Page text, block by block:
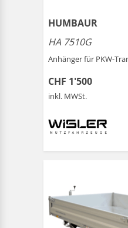
HUMBAUR
HA 7510G
Anhänger für PKW-
CHF 1'500
inkl. MWSt.